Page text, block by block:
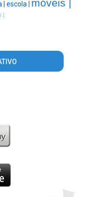
escola | móveis |